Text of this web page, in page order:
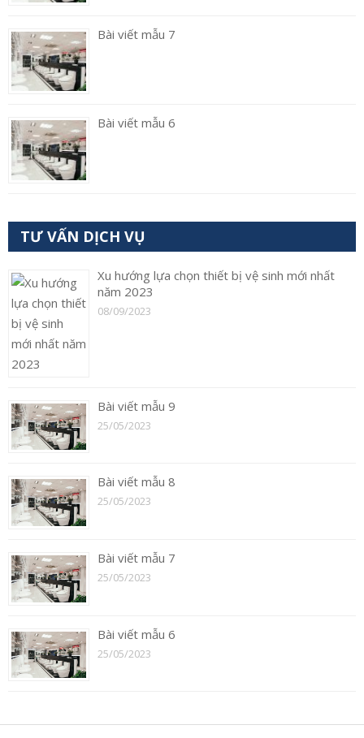
Bài viết mẫu 7
Bài viết mẫu 6
TƯ VẤN DỊCH VỤ
Xu hướng lựa chọn thiết bị vệ sinh mới nhất
năm 2023
08/09/2023
Bài viết mẫu 9
25/05/2023
Bài viết mẫu 8
25/05/2023
Bài viết mẫu 7
25/05/2023
Bài viết mẫu 6
25/05/2023